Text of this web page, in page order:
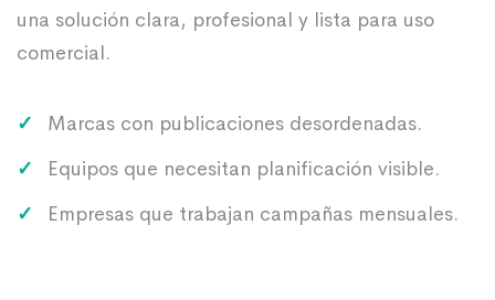
una solución clara, profesional y lista para uso
comercial.
Marcas con publicaciones desordenadas.
Equipos que necesitan planificación visible.
Empresas que trabajan campañas mensuales.